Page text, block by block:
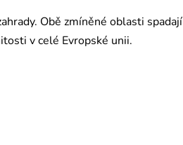
Obě zmíněné oblasti spadají
v celé Evropské unii.